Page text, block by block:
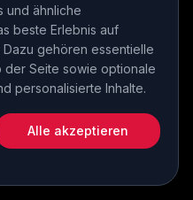
CONTINUE...
und ähnliche
beste Erlebnis auf
gehören essentielle
Seite sowie optionale
personalisierte Inhalte.
Alle akzeptieren